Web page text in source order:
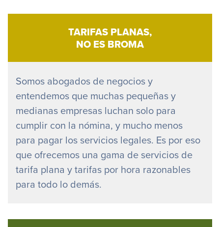
TARIFAS PLANAS,
NO ES BROMA
Somos abogados de negocios y
entendemos que muchas pequeñas y
medianas empresas luchan solo para
cumplir con la nómina, y mucho menos
para pagar los servicios legales. Es por eso
que ofrecemos una gama de servicios de
tarifa plana y tarifas por hora razonables
para todo lo demás.